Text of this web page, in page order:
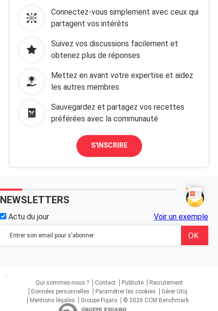
Connectez-vous simplement avec ceux qui
partagent vos intérêts
Suivez vos discussions facilement et
obtenez plus de réponses
Mettez en avant votre expertise et aidez
les autres membres
Sauvegardez et partagez vos recettes
préférées avec la communauté
S'INSCRIRE
NEWSLETTERS
Actu du jour Voir un exemple
...
Qui sommes-nous ?
Contact Publicité
Recrutement
Données personnelles
Paramétrer les cookies
Gérer Utiq
Mentions légales
Groupe Figaro © 2026 CCM Benchmark